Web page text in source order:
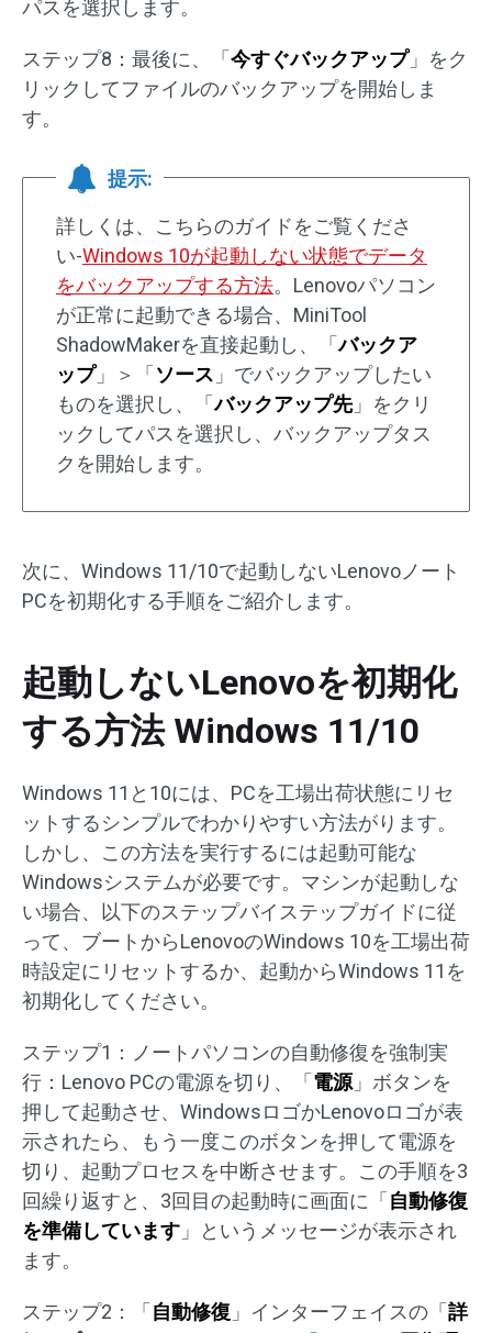
パスを選択します。
ステップ8：最後に、「今すぐバックアップ」をク
リックしてファイルのバックアップを開始しま
す。
提示:
詳しくは、こちらのガイドをご覧くださ
い-Windows 10が起動しない状態でデータ
をバックアップする方法。Lenovoパソコン
が正常に起動できる場合、MiniTool
ShadowMakerを直接起動し、「バックア
ップ」＞「ソース 」でバックアップしたい
ものを選択し、「バックアップ先」をクリ
ックしてパスを選択し、バックアップタス
クを開始します。
次に、Windows 11/10で起動しないLenovoノート
PCを初期化する手順をご紹介します。
起動しないLenovoを初期化
する方法 Windows 11/10
Windows 11と10には、PCを工場出荷状態にリセ
ットするシンプルでわかりやすい方法がります。
しかし、この方法を実行するには起動可能な
Windowsシステムが必要です。マシンが起動しな
い場合、以下のステップバイステップガイドに従
って、ブートからLenovoのWindows 10を工場出荷
時設定にリセットするか、起動からWindows 11を
初期化してください。
ステップ1：ノートパソコンの自動修復を強制実
行：Lenovo PCの電源を切り、「電源 」ボタンを
押して起動させ、WindowsロゴかLenovoロゴが表
示されたら、もう一度このボタンを押して電源を
切り、起動プロセスを中断させます。この手順を3
回繰り返すと、3回目の起動時に画面に「自動修復
を準備しています 」というメッセージが表示され
ます。
ステップ2：「自動修復 」インターフェイスの「詳